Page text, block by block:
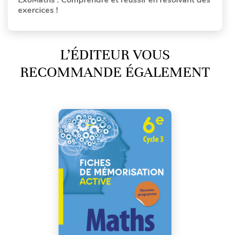
exercices !
L’ÉDITEUR VOUS
RECOMMANDE ÉGALEMENT